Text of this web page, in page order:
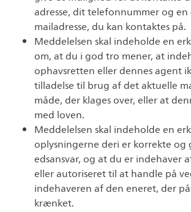
adresse, dit telefonnummer og
mailadresse, du kan kontaktes på.
Meddelelsen skal indeholde en
om, at du i god tro mener, at
ophavsretten eller dennes agent
tilladelse til brug af det aktuelle
måde, der klages over, eller at
med loven.
Meddelelsen skal indeholde en
oplysningerne deri er korrekte og
edsansvar, og at du er indehaver
eller autoriseret til at handle på
indehaveren af den eneret, der
krænket.